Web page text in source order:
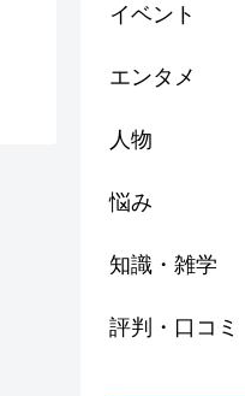
イベント
エンタメ
人物
悩み
知識・雑学
評判・口コミ